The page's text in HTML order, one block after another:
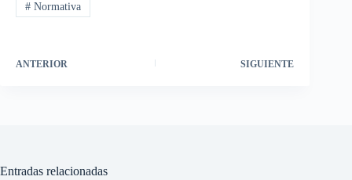
#Normativa
ANTERIOR SIGUIENTE
Entradas relacionadas